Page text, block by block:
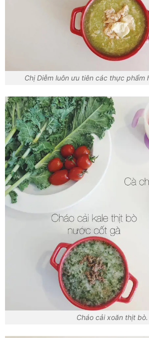
Chị Diễm luôn ưu tiên các thực phẩm
Cháo cải xoăn thịt bò.